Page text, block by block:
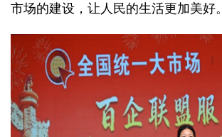
市场的建设，让人民的生活更加美好。